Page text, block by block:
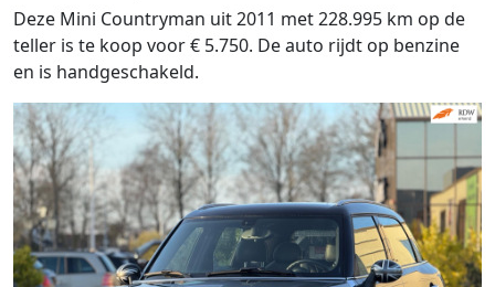
Deze Mini Countryman uit 2011 met 228.995 km op de
teller is te koop voor € 5.750. De auto rijdt op benzine
en is handgeschakeld.